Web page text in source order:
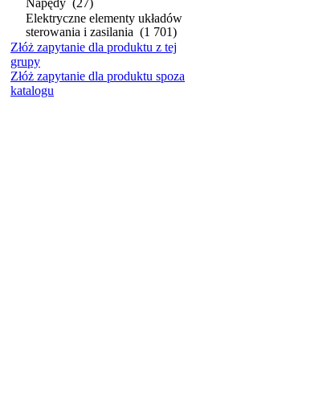
Napędy (27)
Elektryczne elementy układów
sterowania i zasilania (1 701)
Złóż zapytanie dla produktu z tej
grupy
Złóż zapytanie dla produktu spoza
katalogu